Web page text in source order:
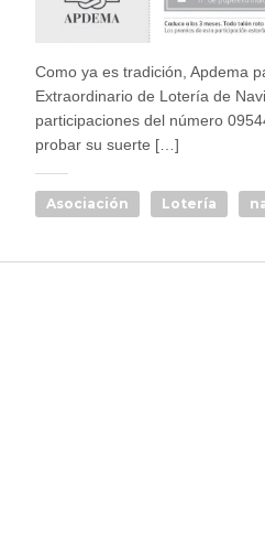
Como ya es tradición, Apdema
Extraordinario de Lotería de
participaciones del número
probar su suerte […]
Asociación Lotería